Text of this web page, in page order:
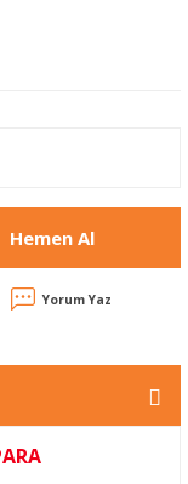
Hemen Al
Yorum Yaz